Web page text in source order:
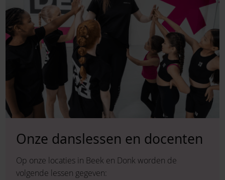
Onze danslessen en docenten
Op onze locaties in Beek en Donk worden de
volgende lessen gegeven: